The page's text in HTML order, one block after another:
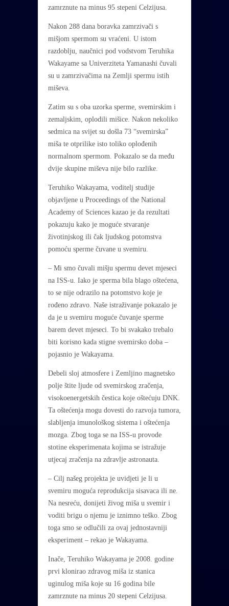
zamrznute na minus 95 stepeni Celzijusa.
Nakon 288 dana boravka zamrzivači s
mišjom spermom su vraćeni. U istom
razdoblju, naučnici pod vodstvom Teruhika
Wakayame sa Univerziteta Yamanashi čuvali
su u zamrzivačima na Zemlji spermu istih
miševa.
Zatim su s oba uzorka sperme, svemirskim i
zemaljskim, oplodili mišice. Nakon nekoliko
sedmica na svijet su došla 73 “svemirska”
miša te otprilike isto toliko oplođenih
normalnom spermom. Pokazalo se da među
dvije skupine miševa nije bilo razlike.
Teruhiko Wakayama, voditelj studije
objavljene u Proceedings of the National
Academy of Sciences kazao je da rezultati
pokazuju kako je moguće stvaranje
životinjskog ili čak ljudskog potomstva
pomoću sperme čuvane u svemiru.
– Mi smo čuvali mišju spermu devet mjeseci
na ISS-u. Iako je sperma bila blago oštećena,
to se nije odrazilo na potomstvo koje je
rođeno zdravo. Naše istraživanje pokazalo je
da je u svemiru moguće čuvanje sperme
barem devet mjeseci. To bi svakako trebalo
biti korisno kada stigne svemirsko doba –
pojasnio je Wakayama.
Debeli sloj atmosfere i Zemljino magnetsko
polje štite ljude od svemirskog zračenja,
visokoenergetskih čestica koje oštećuju DNK.
Ta oštećenja mogu dovesti do razvoja tumora,
slabljenja imunološkog sistema i oštećenja
mozga. Zbog toga se na ISS-u provode
stotine eksperimenata kojima se istražuje
utjecaj zračenja na zdravlje astronauta.
– Cilj našeg projekta je uvidjeti je li u
svemiru moguća reprodukcija sisavaca ili ne.
Na nesreću, donijeti živog miša u svemir i
voditi brigu o njemu je iznimno teško. Zbog
toga smo se odlučili za ovaj jednostavniji
eksperiment – rekao je Wakayama.
Inače, Teruhiko Wakayama je 2008. godine
prvi klonirao zdravog miša iz stanica
uginulog miša koje su 16 godina bile
zamrznute na minus 20 stepeni Celzijusa.